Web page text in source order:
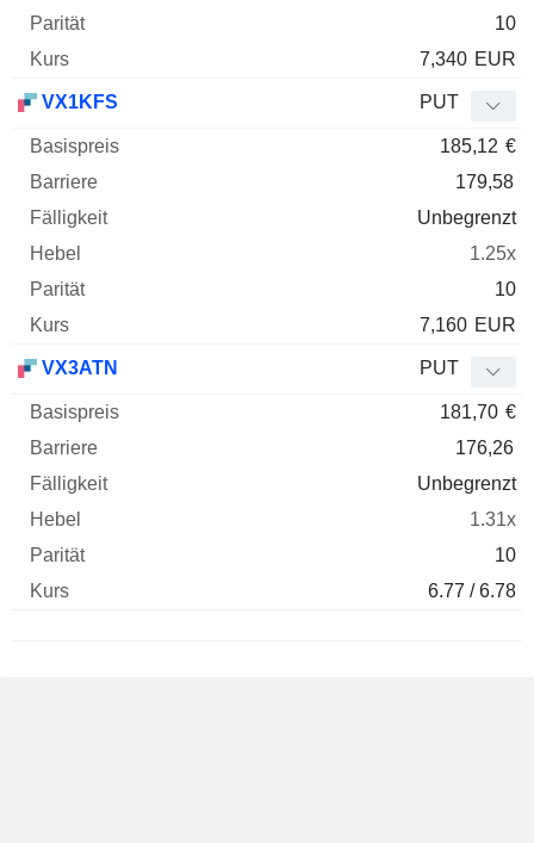
10
7,340 EUR
VX1KFS PUT
185,12 €
179,58
Unbegrenzt
1.25x
10
7,160 EUR
VX3ATN PUT
181,70 €
176,26
Unbegrenzt
1.31x
10
6.77 / 6.78